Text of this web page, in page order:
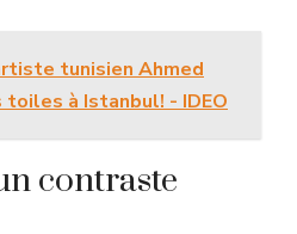
tunisien Ahmed
à Istanbul! - IDEO
contraste